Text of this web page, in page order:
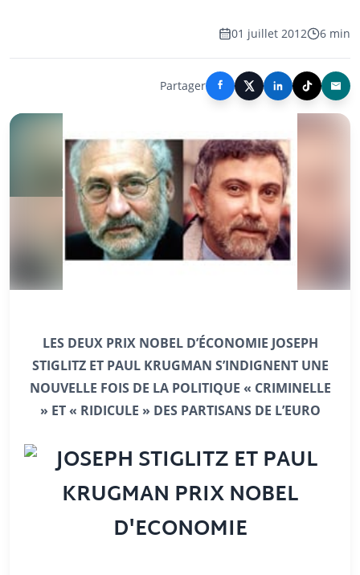
01 juillet 2012 6 min
Partager
LES DEUX PRIX NOBEL D’ÉCONOMIE JOSEPH
STIGLITZ ET PAUL KRUGMAN S’INDIGNENT UNE
NOUVELLE FOIS DE LA POLITIQUE « CRIMINELLE
» ET « RIDICULE » DES PARTISANS DE L’EURO